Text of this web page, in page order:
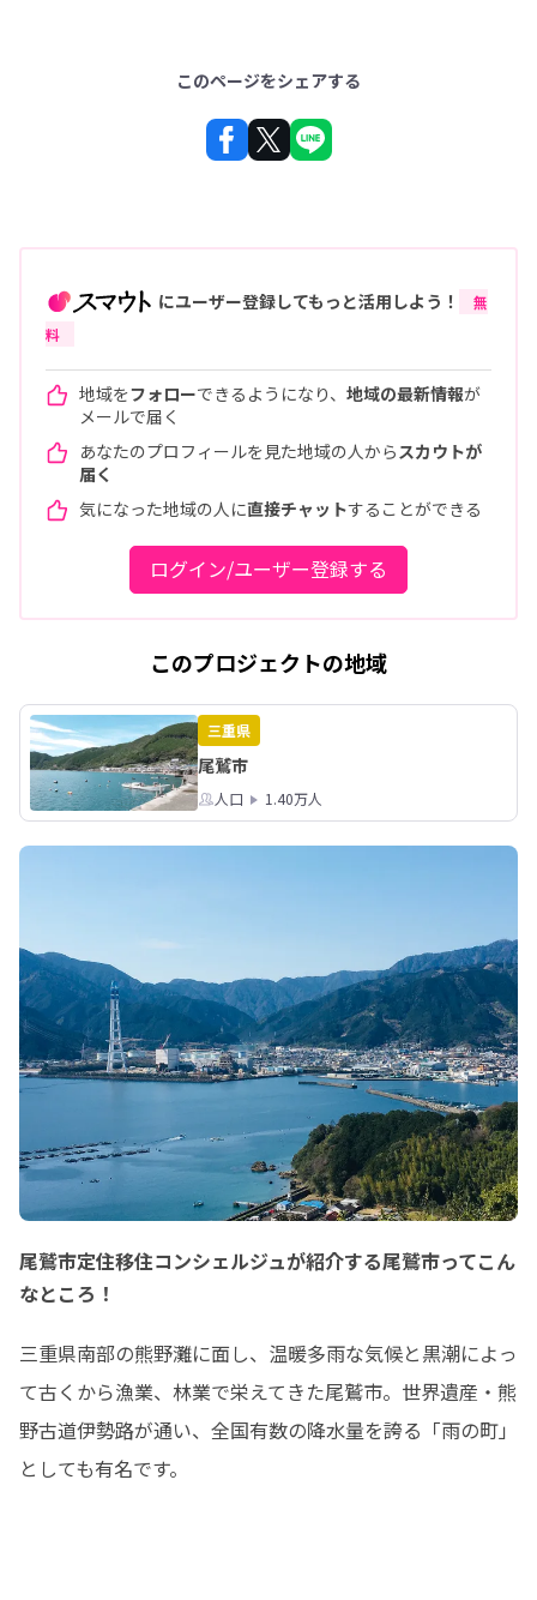
このページをシェアする
にユーザー登録してもっと活用しよう！
無
料
地域をフォローできるようになり、 地域の最新情報が
メールで届く
あなたのプロフィールを見た地域の人から スカウトが
届く
気になった地域の人に直接チャットすることができる
ログイン/ユーザー登録する
このプロジェクトの地域
三重県
尾鷲市
人口 1.40万人
尾鷲市定住移住コンシェルジュが紹介する尾鷲市ってこん
なところ！
三重県南部の熊野灘に面し、温暖多雨な気候と黒潮によっ
て古くから漁業、林業で栄えてきた尾鷲市。世界遺産・熊
野古道伊勢路が通い、全国有数の降水量を誇る「雨の町」
としても有名です。